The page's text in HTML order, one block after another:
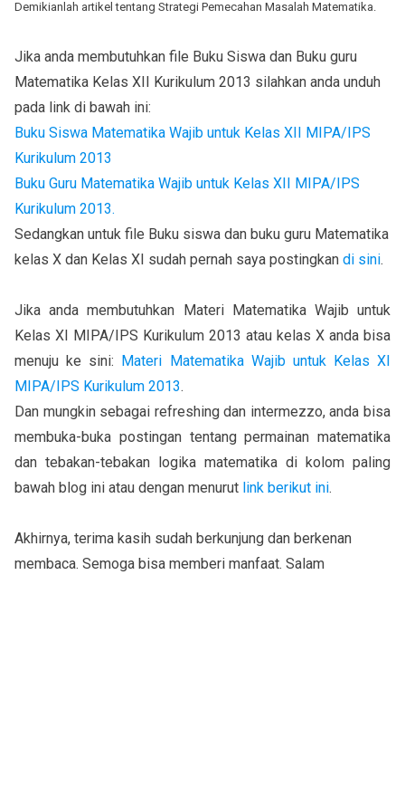
Demikianlah artikel tentang Strategi Pemecahan Masalah Matematika.
Jika anda membutuhkan file Buku Siswa dan Buku guru
Matematika Kelas XII Kurikulum 2013 silahkan anda unduh
pada link di bawah ini:
Buku Siswa Matematika Wajib untuk Kelas XII MIPA/IPS
Kurikulum 2013
Buku Guru Matematika Wajib untuk Kelas XII MIPA/IPS
Kurikulum 2013.
Sedangkan untuk file Buku siswa dan buku guru Matematika
kelas X dan Kelas XI sudah pernah saya postingkan di sini.
Jika anda membutuhkan Materi Matematika Wajib untuk
Kelas XI MIPA/IPS Kurikulum 2013 atau kelas X anda bisa
menuju ke sini: Materi Matematika Wajib untuk Kelas XI
MIPA/IPS Kurikulum 2013.
Dan mungkin sebagai refreshing dan intermezzo, anda bisa
membuka-buka postingan tentang permainan matematika
dan tebakan-tebakan logika matematika di kolom paling
bawah blog ini atau dengan menurut link berikut ini.
Akhirnya, terima kasih sudah berkunjung dan berkenan
membaca. Semoga bisa memberi manfaat. Salam